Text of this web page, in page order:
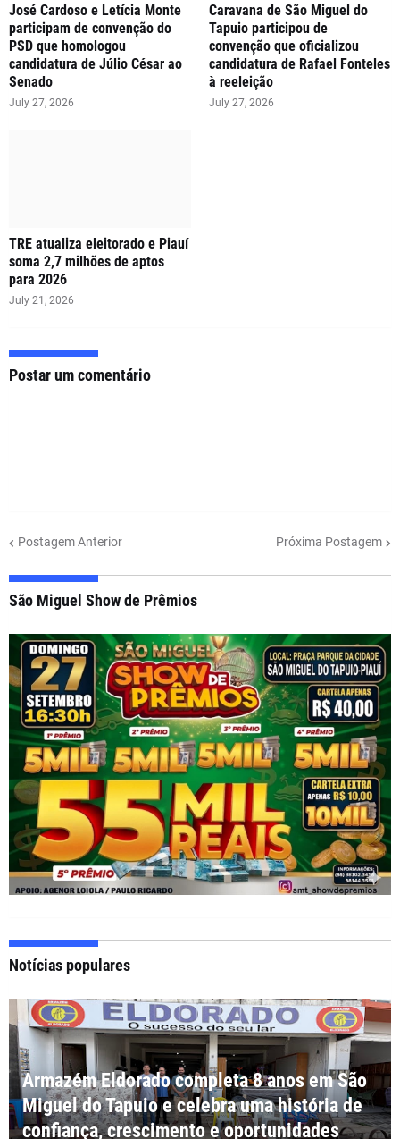
José Cardoso e Letícia Monte
participam de convenção do
PSD que homologou
candidatura de Júlio César ao
Senado
July 27, 2026
Caravana de São Miguel do
Tapuio participou de
convenção que oficializou
candidatura de Rafael Fonteles
à reeleição
July 27, 2026
TRE atualiza eleitorado e Piauí
soma 2,7 milhões de aptos
para 2026
July 21, 2026
Postar um comentário
Postagem Anterior Próxima Postagem
São Miguel Show de Prêmios
Notícias populares
Armazém Eldorado completa 8 anos em São
Miguel do Tapuio e celebra uma história de
confiança, crescimento e oportunidades